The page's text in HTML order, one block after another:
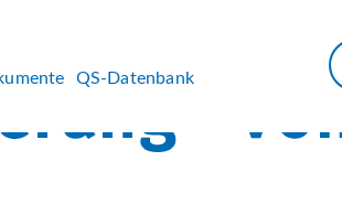
QS-Datenbank